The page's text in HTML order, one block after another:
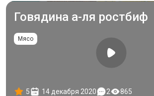
Говядина а-ля ростбиф
Мясо
5 14 декабря 2020 2 865